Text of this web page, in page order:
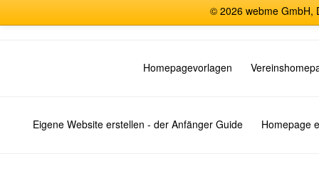
© 2026 webme GmbH,
Homepagevorlagen
Eigene Website erstellen - der Anfänger Guide Homepage